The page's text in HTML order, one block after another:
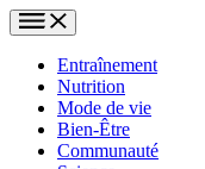
Entraînement
Nutrition
Mode de vie
Bien-Être
Communauté